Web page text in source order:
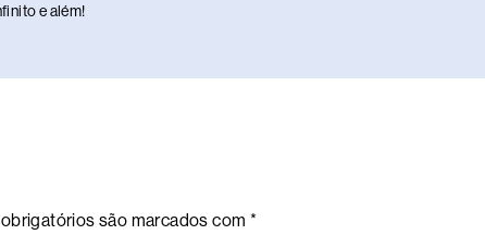
e além!
são marcados com *